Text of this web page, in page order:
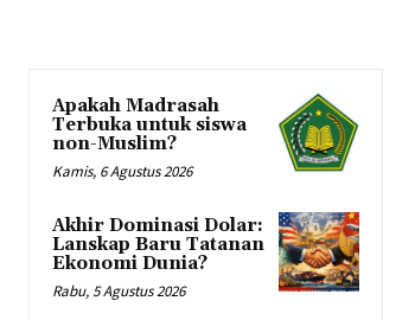
Apakah Madrasah
Terbuka untuk siswa
non-Muslim?
Kamis, 6 Agustus 2026
Akhir Dominasi Dolar:
Lanskap Baru Tatanan
Ekonomi Dunia?
Rabu, 5 Agustus 2026